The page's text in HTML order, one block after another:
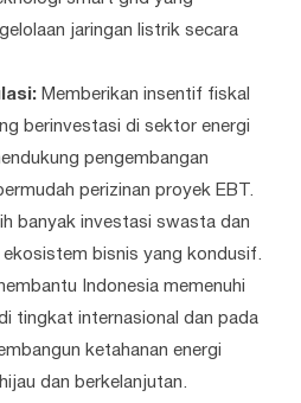
jaringan listrik secara
Memberikan insentif fiskal
berinvestasi di sektor energi
pengembangan
perizinan proyek EBT.
banyak investasi swasta dan
bisnis yang kondusif.
Indonesia memenuhi
tingkat internasional dan pada
ketahanan energi
dan berkelanjutan.